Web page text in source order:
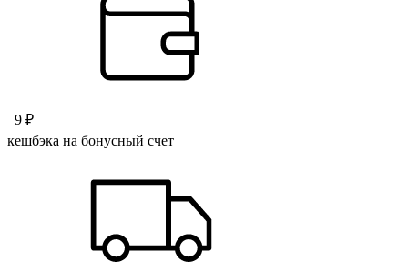
9 ₽
кешбэка на бонусный счет